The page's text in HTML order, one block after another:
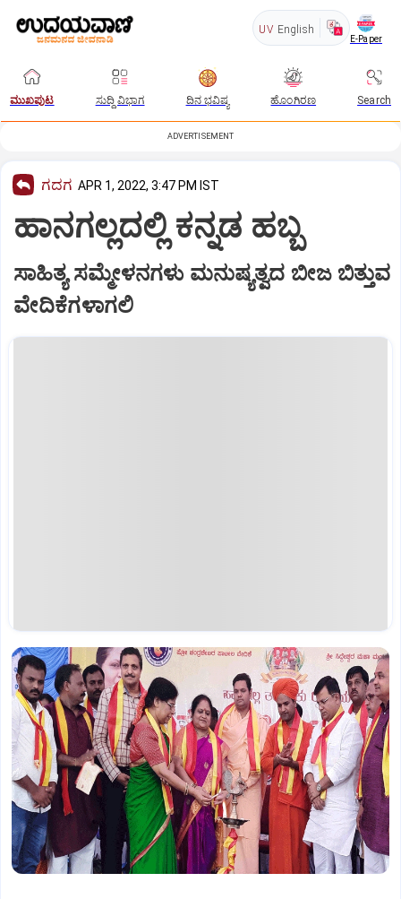
UV English
E-Paper
ಮುಖಪುಟ ಸುದ್ದಿ ವಿಭಾಗ ದಿನ ಭವಿಷ್ಯ ಹೊಂಗಿರಣ Search
ADVERTISEMENT
ಗದಗ APR 1, 2022, 3:47 PM IST
ಹಾನಗಲ್ಲದಲ್ಲಿ ಕನ್ನಡ ಹಬ್ಬ
ಸಾಹಿತ್ಯ ಸಮ್ಮೇಳನಗಳು ಮನುಷ್ಯತ್ವದ ಬೀಜ ಬಿತ್ತುವ
ವೇದಿಕೆಗಳಾಗಲಿ